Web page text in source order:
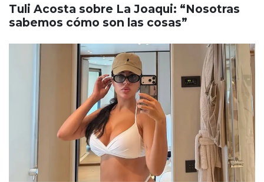
Tuli Acosta sobre La Joaqui: “Nosotras
sabemos cómo son las cosas”